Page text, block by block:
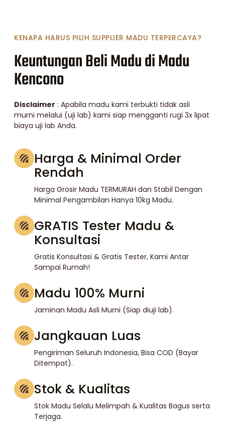
KENAPA HARUS PILIH SUPPLIER MADU TERPERCAYA?
Keuntungan Beli Madu di Madu
Kencono
Disclaimer : Apabila madu kami terbukti tidak asli
murni melalui (uji lab) kami siap mengganti rugi 3x lipat
biaya uji lab Anda.
Harga & Minimal Order
Rendah
Harga Grosir Madu TERMURAH dan Stabil Dengan
Minimal Pengambilan Hanya 10kg Madu.
GRATIS Tester Madu &
Konsultasi
Gratis Konsultasi & Gratis Tester, Kami Antar
Sampai Rumah!
Madu 100% Murni
Jaminan Madu Asli Murni (Siap diuji lab).
Jangkauan Luas
Pengiriman Seluruh Indonesia, Bisa COD (Bayar
Ditempat).
Stok & Kualitas
Stok Madu Selalu Melimpah & Kualitas Bagus serta
Terjaga.